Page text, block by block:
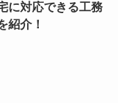
に対応できる工務
紹介！